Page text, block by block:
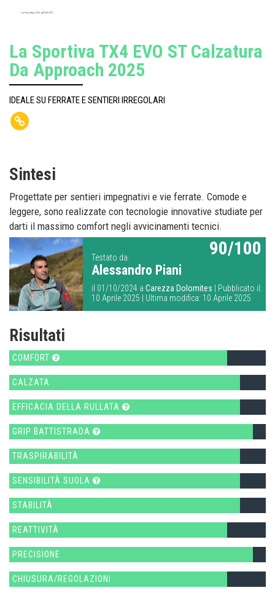
La Sportiva TX 4 EVO ST
La Sportiva TX4 EVO ST Calzatura
Da Approach 2025
IDEALE SU FERRATE E SENTIERI IRREGOLARI
Sintesi
Progettate per sentieri impegnativi e vie ferrate. Comode e
leggere, sono realizzate con tecnologie innovative studiate per
darti il massimo comfort negli avvicinamenti tecnici.
Testato da:
Alessandro Piani
il 01/10/2024 a Carezza Dolomites | Pubblicato il:
10 Aprile 2025 | Ultima modifica: 10 Aprile 2025
90/100
Risultati
COMFORT
CALZATA
EFFICACIA DELLA RULLATA
GRIP BATTISTRADA
TRASPIRABILITÀ
SENSIBILITÀ SUOLA
STABILITÀ
REATTIVITÀ
PRECISIONE
CHIUSURA/REGOLAZIONI